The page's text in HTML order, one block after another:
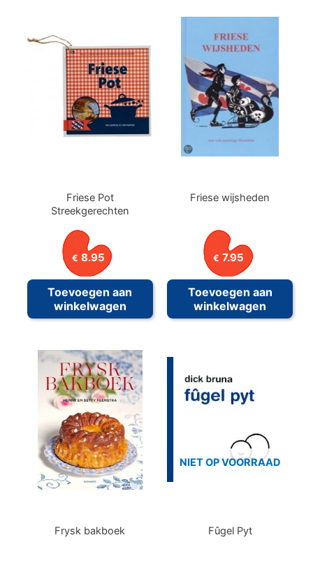
Friese Pot
Streekgerechten
€ 8.95
Toevoegen aan
winkelwagen
Friese wijsheden
€ 7.95
Toevoegen aan
winkelwagen
Frysk bakboek
NIET OP VOORRAAD
Fûgel Pyt